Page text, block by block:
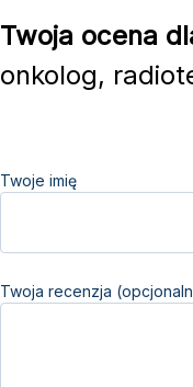
Twoja ocena
onkolog,
Twoje imię
Twoja recenzja